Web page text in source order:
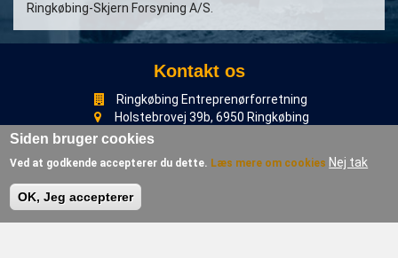
Ringkøbing-Skjern Forsyning A/S.
Kontakt os
Ringkøbing Entreprenørforretning
Holstebrovej 39b, 6950 Ringkøbing
Hovednummer 30818283
akselopstrup@mail.dk
Bankkonto: 9629 8980411266
Facebook
Siden bruger cookies
Ved at godkende accepterer du dette. Læs mere om cookies Nej tak
OK, Jeg accepterer